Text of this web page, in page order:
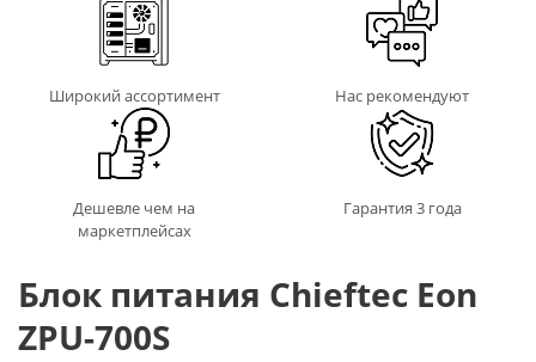
Широкий ассортимент Нас рекомендуют
Дешевле чем на
маркетплейсах
Гарантия 3 года
Блок питания Chieftec Eon
ZPU-700S